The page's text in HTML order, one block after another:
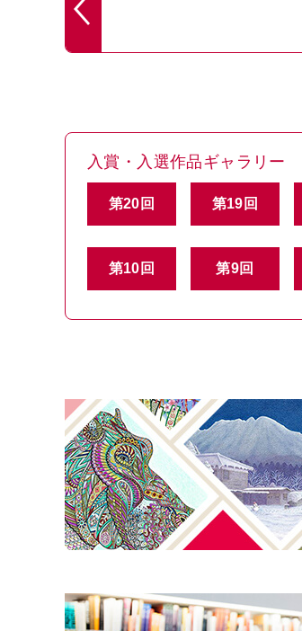
入賞・入選作品ギャラリー
第20回 第19回
第10回 第9回